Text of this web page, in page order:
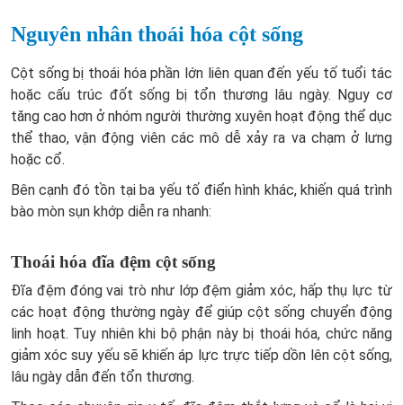
Nguyên nhân thoái hóa cột sống
Cột sống bị thoái hóa phần lớn liên quan đến yếu tố tuổi tác
hoặc cấu trúc đốt sống bị tổn thương lâu ngày. Nguy cơ
tăng cao hơn ở nhóm người thường xuyên hoạt động thể dục
thể thao, vận động viên các mô dễ xảy ra va chạm ở lưng
hoặc cổ.
Bên cạnh đó tồn tại ba yếu tố điển hình khác, khiến quá trình
bào mòn sụn khớp diễn ra nhanh:
Thoái hóa đĩa đệm cột sống
Đĩa đệm đóng vai trò như lớp đệm giảm xóc, hấp thụ lực từ
các hoạt động thường ngày để giúp cột sống chuyển động
linh hoạt. Tuy nhiên khi bộ phận này bị thoái hóa, chức năng
giảm xóc suy yếu sẽ khiến áp lực trực tiếp dồn lên cột sống,
lâu ngày dẫn đến tổn thương.